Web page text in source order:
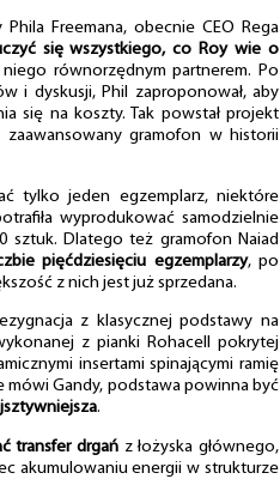
Freemana, obecnie CEO Rega
się wszystkiego, co Roy wie o
równorzędnym partnerem. Po
i dyskusji, Phil zaproponował, aby
się na koszty. Tak powstał projekt
zaawansowany gramofon w historii
tylko jeden egzemplarz, niektóre
wyprodukować samodzielnie
sztuk. Dlatego też gramofon Naiad
pięćdziesięciu egzemplarzy, po
z nich jest już sprzedana.
z klasycznej podstawy na
z pianki Rohacell pokrytej
insertami spinającymi ramię
mówi Gandy, podstawa powinna być
.
transfer drgań z łożyska głównego,
akumulowaniu energii w strukturze